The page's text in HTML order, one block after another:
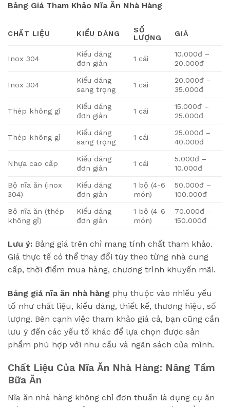
Bảng Giá Tham Khảo Nĩa Ăn Nhà Hàng
CHẤT LIỆU KIỂU DÁNG
SỐ
LƯỢNG
GIÁ
Inox 304
Kiểu dáng
đơn giản
1 cái
10.000đ –
20.000đ
Inox 304
Kiểu dáng
sang trọng
1 cái
20.000đ –
35.000đ
Thép không gỉ
Kiểu dáng
đơn giản
1 cái
15.000đ –
25.000đ
Thép không gỉ
Kiểu dáng
sang trọng
1 cái
25.000đ –
40.000đ
Nhựa cao cấp
Kiểu dáng
đơn giản
1 cái
5.000đ –
10.000đ
Bộ nĩa ăn (inox
304)
Kiểu dáng
đơn giản
1 bộ (4-6
món)
50.000đ –
100.000đ
Bộ nĩa ăn (thép
không gỉ)
Kiểu dáng
đơn giản
1 bộ (4-6
món)
70.000đ –
150.000đ
Lưu ý: Bảng giá trên chỉ mang tính chất tham khảo.
Giá thực tế có thể thay đổi tùy theo từng nhà cung
cấp, thời điểm mua hàng, chương trình khuyến mãi.
Bảng giá nĩa ăn nhà hàng phụ thuộc vào nhiều yếu
tố như chất liệu, kiểu dáng, thiết kế, thương hiệu, số
lượng. Bên cạnh việc tham khảo giá cả, bạn cũng cần
lưu ý đến các yếu tố khác để lựa chọn được sản
phẩm phù hợp với nhu cầu và ngân sách của mình.
Chất Liệu Của Nĩa Ăn Nhà Hàng: Nâng Tầm
Bữa Ăn
Nĩa ăn nhà hàng không chỉ đơn thuần là dụng cụ ăn